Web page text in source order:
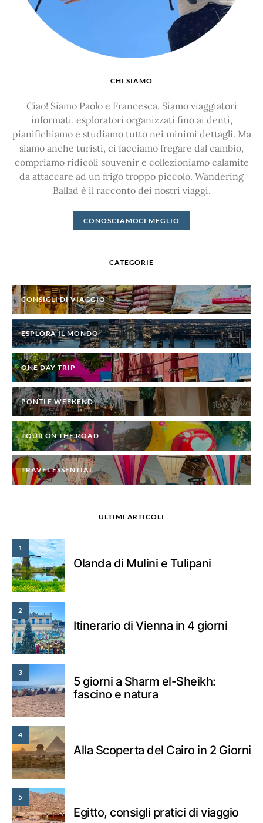
CHI SIAMO
Ciao! Siamo Paolo e Francesca. Siamo viaggiatori
informati, esploratori organizzati fino ai denti,
pianifichiamo e studiamo tutto nei minimi dettagli. Ma
siamo anche turisti, ci facciamo fregare dal cambio,
compriamo ridicoli souvenir e collezioniamo calamite
da attaccare ad un frigo troppo piccolo. Wandering
Ballad è il racconto dei nostri viaggi.
CONOSCIAMOCI MEGLIO
CATEGORIE
CONSIGLI DI VIAGGIO
ESPLORA IL MONDO
ONE DAY TRIP
PONTI E WEEKEND
TOUR ON THE ROAD
TRAVEL ESSENTIAL
ULTIMI ARTICOLI
1
Olanda di Mulini e Tulipani
2
Itinerario di Vienna in 4 giorni
3
5 giorni a Sharm el-Sheikh:
fascino e natura
4
Alla Scoperta del Cairo in 2 Giorni
5
Egitto, consigli pratici di viaggio